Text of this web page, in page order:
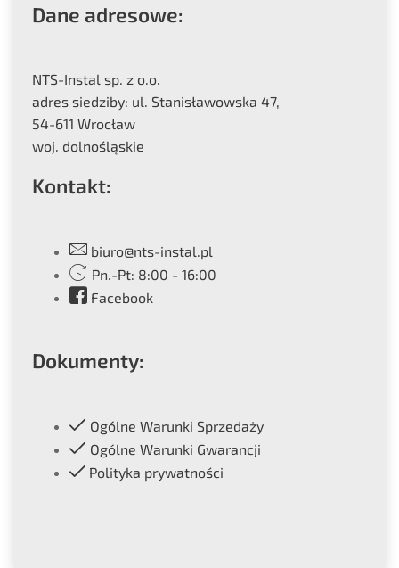
Dane adresowe:
NTS-Instal sp. z o.o.
adres siedziby: ul. Stanisławowska 47,
54-611 Wrocław
woj. dolnośląskie
Kontakt:
biuro@nts-instal.pl
Pn.-Pt: 8:00 - 16:00
Facebook
Dokumenty:
Ogólne Warunki Sprzedaży
Ogólne Warunki Gwarancji
Polityka prywatności